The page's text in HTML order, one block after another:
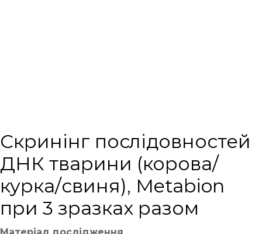
Cкринінг послідовностей
ДНК тварини (корова/
курка/свиня), Metabion
при 3 зразках разом